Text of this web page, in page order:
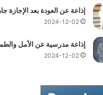
إذاعة عن العودة بعد الإجازة
2024-12-02
إذاعة مدرسية عن الأمل
2024-12-02